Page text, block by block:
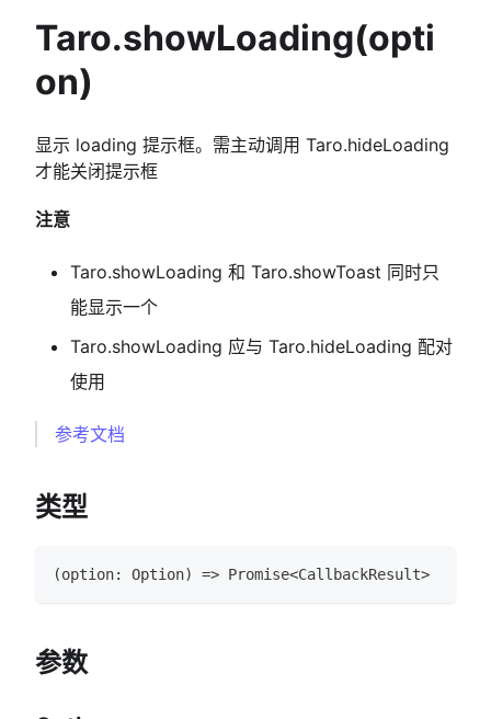
Taro.showLoading(opti
on)
显示 loading 提示框。需主动调用 Taro.hideLoading
才能关闭提示框
注意
Taro.showLoading 和 Taro.showToast 同时只
能显示一个
Taro.showLoading 应与 Taro.hideLoading 配对
使用
参考文档
类型
(option: Option) => Promise<CallbackResult>
参数